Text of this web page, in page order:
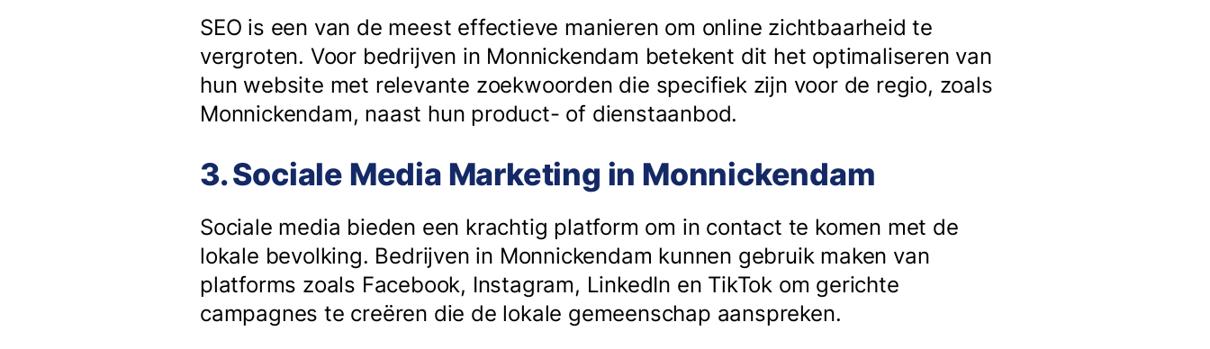
SEO is een van de meest effectieve manieren om online zichtbaarheid te
vergroten. Voor bedrijven in Monnickendam betekent dit het optimaliseren van
hun website met relevante zoekwoorden die specifiek zijn voor de regio, zoals
Monnickendam, naast hun product- of dienstaanbod.
3. Sociale Media Marketing in Monnickendam
Sociale media bieden een krachtig platform om in contact te komen met de
lokale bevolking. Bedrijven in Monnickendam kunnen gebruik maken van
platforms zoals Facebook, Instagram, LinkedIn en TikTok om gerichte
campagnes te creëren die de lokale gemeenschap aanspreken.